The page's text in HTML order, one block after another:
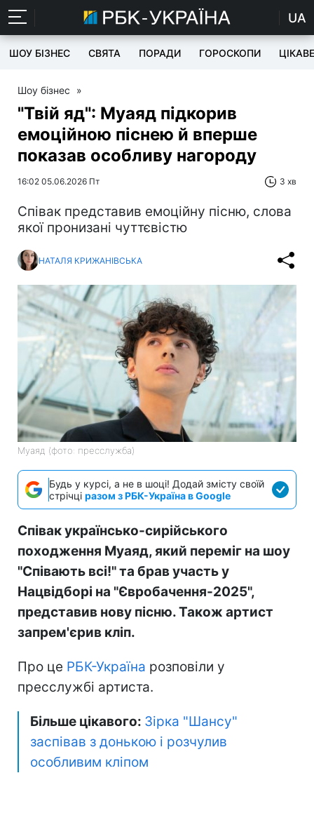
UA
ШОУ БІЗНЕС СВЯТА ПОРАДИ ГОРОСКОПИ ЦІКАВЕ
Шоу бізнес »
"Твій яд": Муаяд підкорив
емоційною піснею й вперше
показав особливу нагороду
16:02 05.06.2026 Пт 3 хв
Співак представив емоційну пісню, слова
якої пронизані чуттєвістю
НАТАЛЯ КРИЖАНІВСЬКА
Муаяд (фото: пресслужба)
Будь у курсі, а не в шоці! Додай змісту своїй
стрічці разом з РБК-Україна в Google
Співак українсько-сирійського
походження Муаяд, який переміг на шоу
"Співають всі!" та брав участь у
Нацвідборі на "Євробачення-2025",
представив нову пісню. Також артист
запрем'єрив кліп.
Про це РБК-Україна розповіли у
пресслужбі артиста.
Більше цікавого: Зірка "Шансу"
заспівав з донькою і розчулив
особливим кліпом